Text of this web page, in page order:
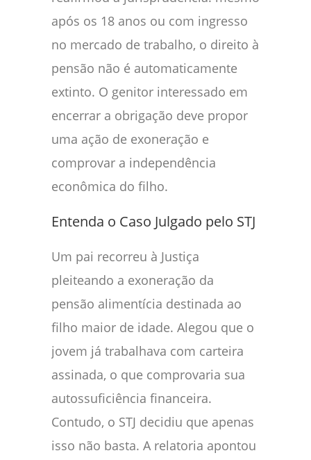
após os 18 anos ou com ingresso
no mercado de trabalho, o direito à
pensão não é automaticamente
extinto. O genitor interessado em
encerrar a obrigação deve propor
uma ação de exoneração e
comprovar a independência
econômica do filho.
Entenda o Caso Julgado pelo STJ
Um pai recorreu à Justiça
pleiteando a exoneração da
pensão alimentícia destinada ao
filho maior de idade. Alegou que o
jovem já trabalhava com carteira
assinada, o que comprovaria sua
autossuficiência financeira.
Contudo, o STJ decidiu que apenas
isso não basta. A relatoria apontou